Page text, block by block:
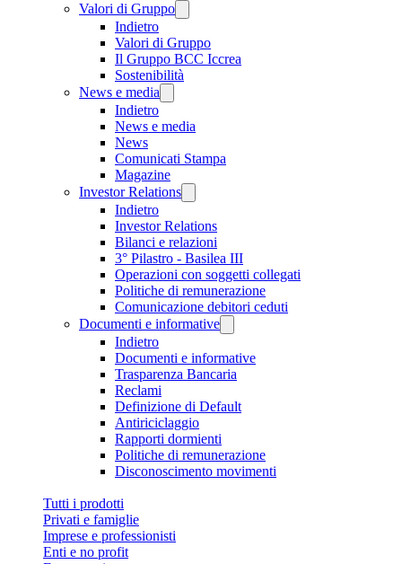
Valori di Gruppo
Indietro
Valori di Gruppo
Il Gruppo BCC Iccrea
Sostenibilità
News e media
Indietro
News e media
News
Comunicati Stampa
Magazine
Investor Relations
Indietro
Investor Relations
Bilanci e relazioni
3° Pilastro - Basilea III
Operazioni con soggetti collegati
Politiche di remunerazione
Comunicazione debitori ceduti
Documenti e informative
Indietro
Documenti e informative
Trasparenza Bancaria
Reclami
Definizione di Default
Antiriciclaggio
Rapporti dormienti
Politiche di remunerazione
Disconoscimento movimenti
Tutti i prodotti
Privati e famiglie
Imprese e professionisti
Enti e no profit